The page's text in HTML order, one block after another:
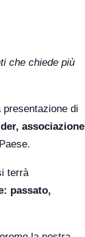
che chiede più
di
associazione
terrà
passato,